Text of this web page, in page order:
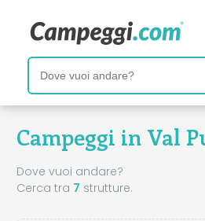
Campeggi in Val
Dove vuoi andare?
Cerca tra 7 strutture.